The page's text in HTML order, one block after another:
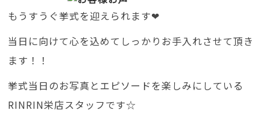
もうすうぐ挙式を迎えられます❤
当日に向けて心を込めてしっかりお手入れさせて頂き
ます！！
挙式当日のお写真とエピソードを楽しみにしている
RINRIN栄店スタッフです☆